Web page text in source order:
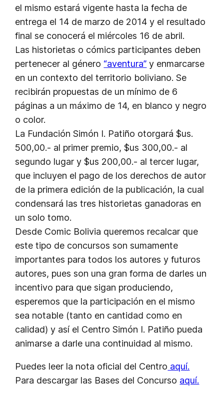
el mismo estará vigente hasta la fecha de
entrega el 14 de marzo de 2014 y el resultado
final se conocerá el miércoles 16 de abril.
Las historietas o cómics participantes deben
pertenecer al género “aventura” y enmarcarse
en un contexto del territorio boliviano. Se
recibirán propuestas de un mínimo de 6
páginas a un máximo de 14, en blanco y negro
o color.
La Fundación Simón I. Patiño otorgará $us.
500,00.- al primer premio, $us 300,00.- al
segundo lugar y $us 200,00.- al tercer lugar,
que incluyen el pago de los derechos de autor
de la primera edición de la publicación, la cual
condensará las tres historietas ganadoras en
un solo tomo.
Desde Comic Bolivia queremos recalcar que
este tipo de concursos son sumamente
importantes para todos los autores y futuros
autores, pues son una gran forma de darles un
incentivo para que sigan produciendo,
esperemos que la participación en el mismo
sea notable (tanto en cantidad como en
calidad) y así el Centro Simón I. Patiño pueda
animarse a darle una continuidad al mismo.
Puedes leer la nota oficial del Centro aquí.
Para descargar las Bases del Concurso aquí.